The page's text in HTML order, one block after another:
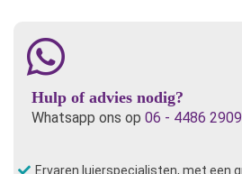
(Dragonfly)
aantal
Hulp of advies nodig?
Whatsapp ons op 06 - 4486 2909
Ervaren luierspecialisten, met een